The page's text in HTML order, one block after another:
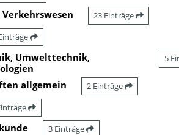
23 Einträge
Umwelttechnik,
5
allgemein 2 Einträge
3 Einträge